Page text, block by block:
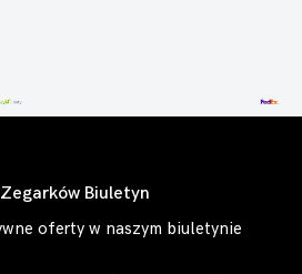
Biuletyn
oferty w naszym biuletynie